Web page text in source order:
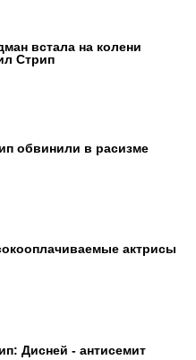
встала на колени
Стрип
обвинили в расизме
актрисы
Дисней - антисемит